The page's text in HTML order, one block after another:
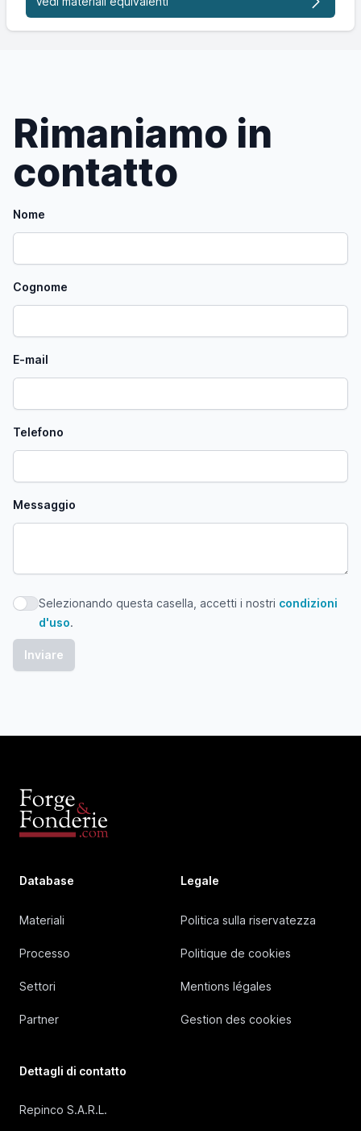
Rimaniamo in
contatto
Nome
Cognome
E-mail
Telefono
Messaggio
Selezionando questa casella, accetti i nostri condizioni
Selezionando questa casella, accetti i nostri condizioni
d'uso.
Database
Materiali
Processo
Settori
Partner
Legale
Politica sulla riservatezza
Politique de cookies
Mentions légales
Gestion des cookies
Dettagli di contatto
Repinco S.A.R.L.